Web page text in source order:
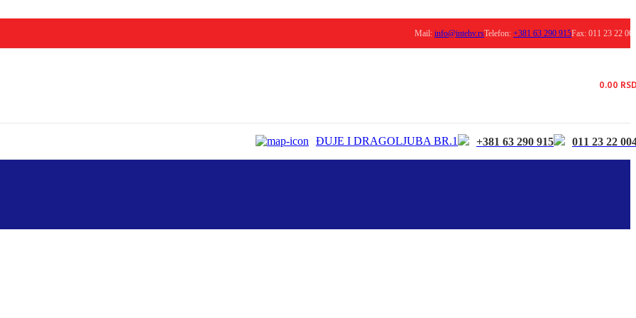
Mail: info@intehv.rsTelefon: +381 63 290 915Fax: 011 23 22
0.00
ĐUJE I DRAGOLJUBA BR.1 +381 63 290 915 011 23 22